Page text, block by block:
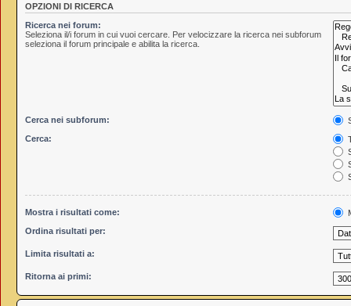
OPZIONI DI RICERCA
Ricerca nei forum:
Seleziona il/i forum in cui vuoi cercare. Per velocizzare la ricerca nei subforum
seleziona il forum principale e abilita la ricerca.
Cerca nei subforum:
Cerca:
Mostra i risultati come:
Ordina risultati per:
Limita risultati a:
Ritorna ai primi: